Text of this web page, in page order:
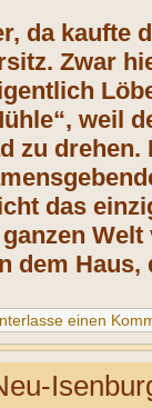
da
Zwar
weil
zu
das
dem
einen